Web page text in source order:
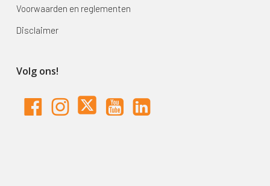
Voorwaarden en reglementen
Disclaimer
Volg ons!